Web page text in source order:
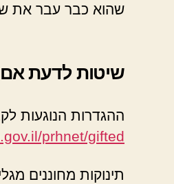
שהוא כבר עבר את
שיטות לדעת אם
ההגדרות הנוגעות
prhnet/gifted
תינוקות מחוננים